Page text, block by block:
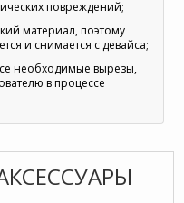
повреждений;
материал, поэтому
и снимается с девайса;
необходимые вырезы,
в процессе
АКСЕССУАРЫ